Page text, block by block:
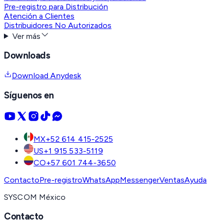
Pre-registro para Distribución
Atención a Clientes
Distribuidores No Autorizados
Ver más
Downloads
Download Anydesk
Síguenos en
MX+52 614 415-2525
US+1 915 533-5119
CO+57 601 744-3650
ContactoPre-registroWhatsAppMessengerVentasAyuda
SYSCOM México
Contacto